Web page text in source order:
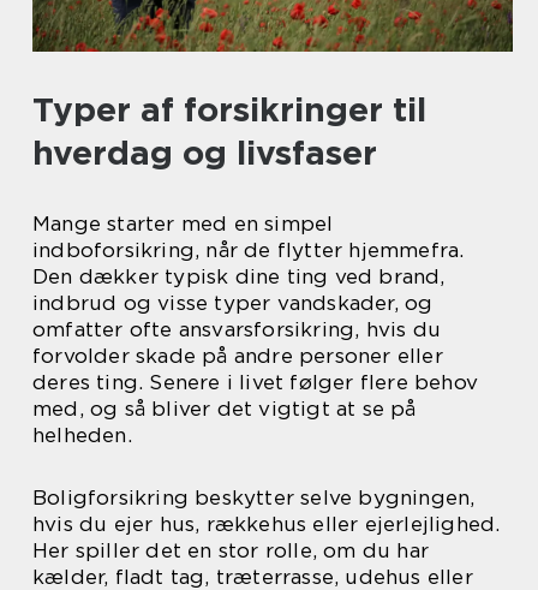
Typer af forsikringer til
hverdag og livsfaser
Mange starter med en simpel
indboforsikring, når de flytter hjemmefra.
Den dækker typisk dine ting ved brand,
indbrud og visse typer vandskader, og
omfatter ofte ansvarsforsikring, hvis du
forvolder skade på andre personer eller
deres ting. Senere i livet følger flere behov
med, og så bliver det vigtigt at se på
helheden.
Boligforsikring beskytter selve bygningen,
hvis du ejer hus, rækkehus eller ejerlejlighed.
Her spiller det en stor rolle, om du har
kælder, fladt tag, træterrasse, udehus eller